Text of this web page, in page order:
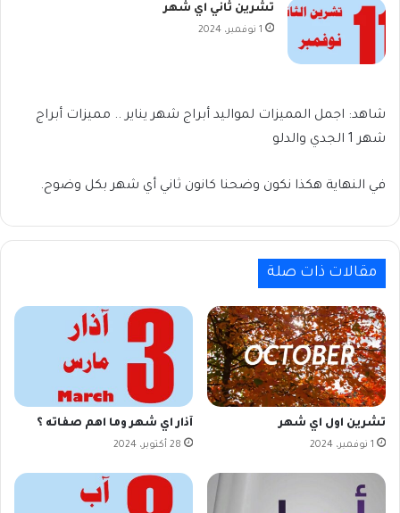
تشرين ثاني اي شهر
1 نوفمبر، 2024
شاهد: اجمل المميزات لمواليد أبراج شهر يناير .. مميزات أبراج
شهر 1 الجدي والدلو
في النهاية هكذا نكون وضحنا كانون ثاني أي شهر بكل وضوح.
مقالات ذات صلة
تشرين اول اي شهر
1 نوفمبر، 2024
آذار اي شهر وما اهم صفاته ؟
28 أكتوبر، 2024